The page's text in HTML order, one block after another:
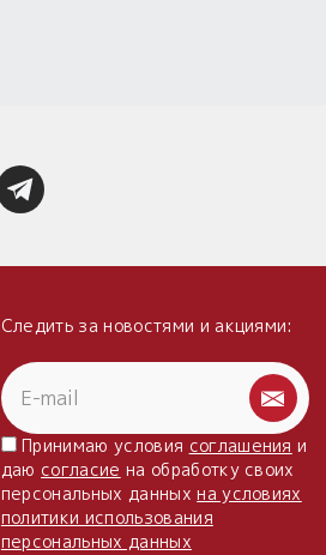
Следить за новостями и акциями:
Принимаю условия соглашения и
даю согласие на обработку своих
персональных данныхна условиях
политики использования
персональных данных